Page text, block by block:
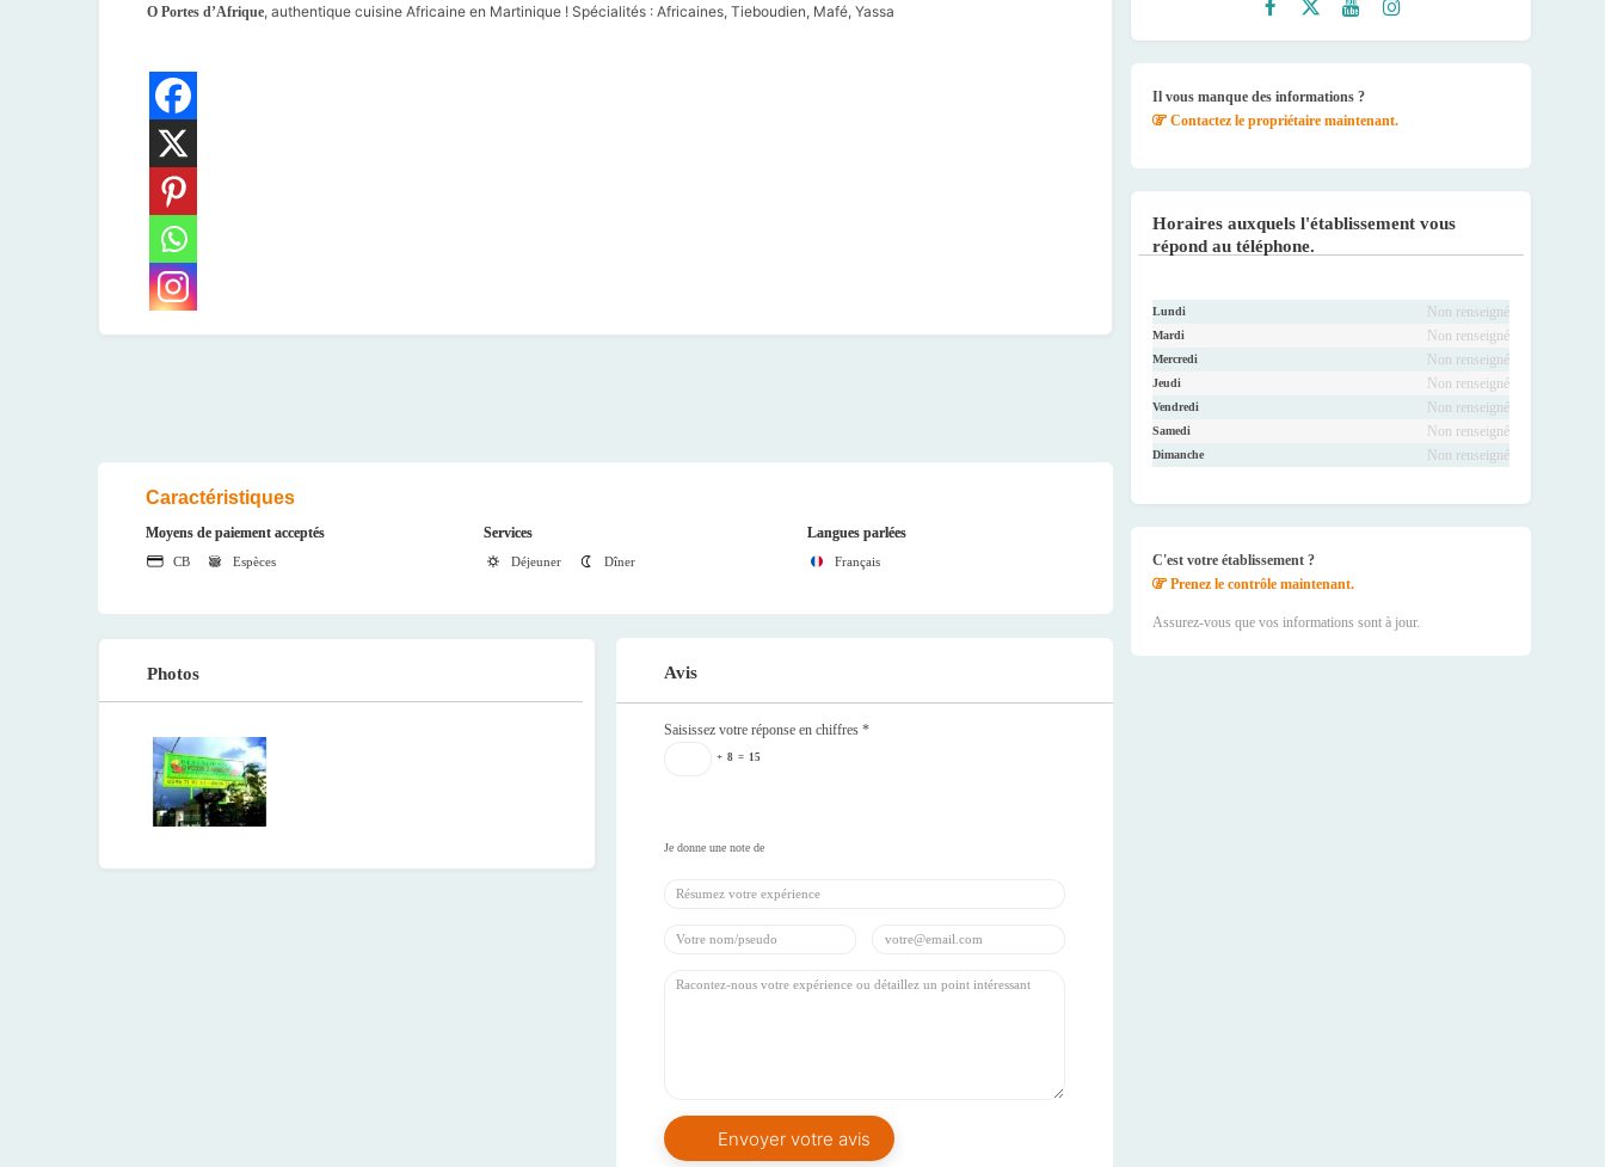
O Portes d’Afrique , authentique cuisine Africaine en Martinique ! Spécialités : Africaines, Tieboudien, Mafé, Yassa
Caractéristiques
Moyens de paiement acceptés
CB Espèces
Services
Déjeuner Dîner
Langues parlées
Français
Photos Avis
Saisissez votre réponse en chiffres*
+ 8 = 15
Il vous manque des informations ?
Contactez le propriétaire maintenant.
Horaires auxquels l'établissement vous
répond au téléphone.
Lundi Non renseigné
Mardi Non renseigné
Mercredi Non renseigné
Jeudi Non renseigné
Vendredi Non renseigné
Samedi Non renseigné
Dimanche Non renseigné
C'est votre établissement ?
Prenez le contrôle maintenant.
Assurez-vous que vos informations sont à jour.